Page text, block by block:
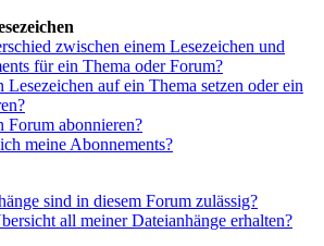
zwischen einem Lesezeichen und
für ein Thema oder Forum?
Lesezeichen auf ein Thema setzen oder ein
Forum abonnieren?
meine Abonnements?
sind in diesem Forum zulässig?
all meiner Dateianhänge erhalten?